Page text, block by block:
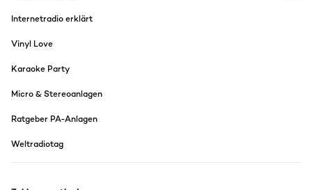
Internetradio erklärt
Vinyl Love
Karaoke Party
Micro & Stereoanlagen
Ratgeber PA-Anlagen
Weltradiotag